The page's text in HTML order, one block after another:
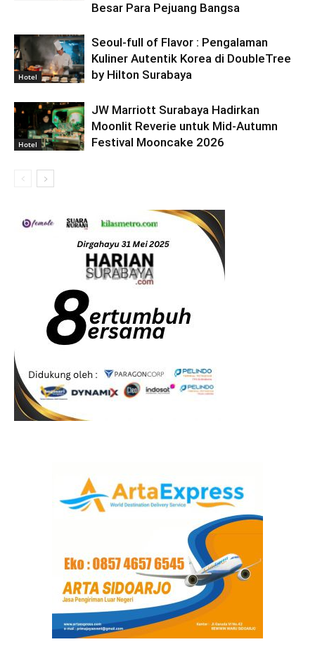
Besar Para Pejuang Bangsa
Hotel
Seoul-full of Flavor : Pengalaman
Kuliner Autentik Korea di DoubleTree
by Hilton Surabaya
Hotel
JW Marriott Surabaya Hadirkan
Moonlit Reverie untuk Mid-Autumn
Festival Mooncake 2026